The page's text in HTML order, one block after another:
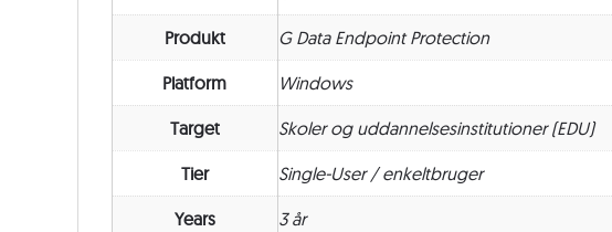
Produkt G Data Endpoint Protection
Platform Windows
Target Skoler og uddannelsesinstitutioner (EDU)
Tier Single-User / enkeltbruger
Years 3 år